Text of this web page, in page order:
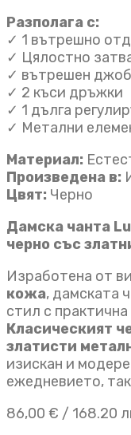
Разполага с:
✓ 1 вътрешно
✓ Цялостно
✓ вътрешен
✓ 2 къси дръжки
✓ 1 дълга
✓ Метални
Материал:
Произведена в:
Цвят: Черно
Дамска чанта
черно със
Изработена от
кожа, дамската
стил с
Класическият
златисти
изискан и
ежедневието,
86,00 € / 168.20